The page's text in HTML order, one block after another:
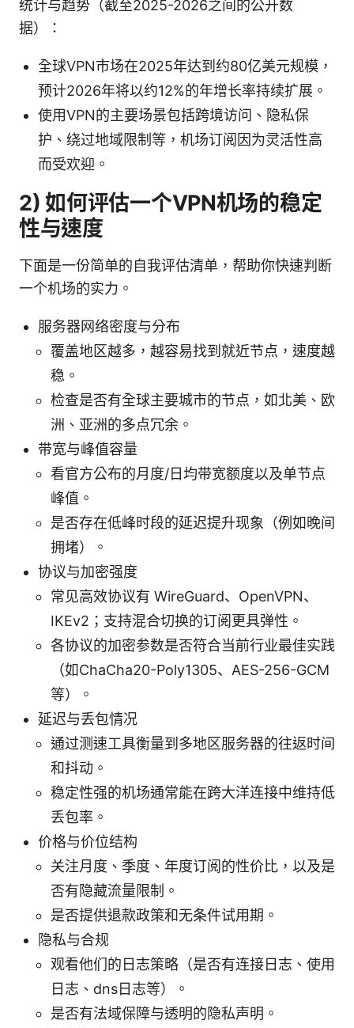
统计与趋势（截至2025-2026之间的公开数
据）：
全球VPN市场在2025年达到约80亿美元规模，
预计2026年将以约12%的年增长率持续扩展。
使用VPN的主要场景包括跨境访问、隐私保
护、绕过地域限制等，机场订阅因为灵活性高
而受欢迎。
2) 如何评估一个VPN机场的稳定
性与速度
下面是一份简单的自我评估清单，帮助你快速判断
一个机场的实力。
服务器网络密度与分布
覆盖地区越多，越容易找到就近节点，速度越
稳。
检查是否有全球主要城市的节点，如北美、欧
洲、亚洲的多点冗余。
带宽与峰值容量
看官方公布的月度/日均带宽额度以及单节点
峰值。
是否存在低峰时段的延迟提升现象（例如晚间
拥堵）。
协议与加密强度
常见高效协议有 WireGuard、OpenVPN、
IKEv2；支持混合切换的订阅更具弹性。
各协议的加密参数是否符合当前行业最佳实践
（如ChaCha20-Poly1305、AES-256-GCM
等）。
延迟与丢包情况
通过测速工具衡量到多地区服务器的往返时间
和抖动。
稳定性强的机场通常能在跨大洋连接中维持低
丢包率。
价格与价位结构
关注月度、季度、年度订阅的性价比，以及是
否有隐藏流量限制。
是否提供退款政策和无条件试用期。
隐私与合规
观看他们的日志策略（是否有连接日志、使用
日志、dns日志等）。
是否有法域保障与透明的隐私声明。